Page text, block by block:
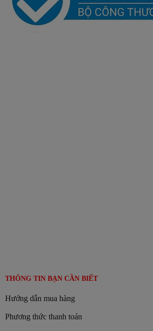
THÔNG TIN BẠN CẦN BIẾT
Hướng dẫn mua hàng
Phương thức thanh toán